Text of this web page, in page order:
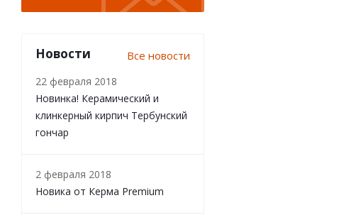
Новости Все новости
22 февраля 2018
Новинка! Керамический и
клинкерный кирпич Тербунский
гончар
2 февраля 2018
Новика от Керма Premium